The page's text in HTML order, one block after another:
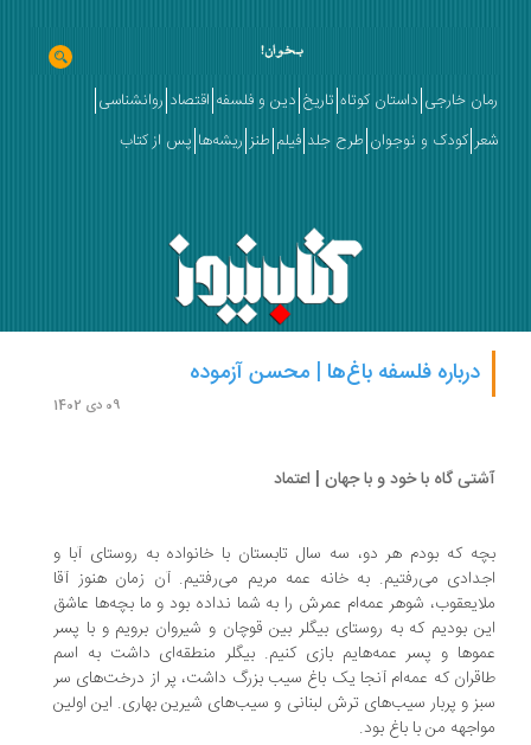
خارجی داستان کوتاه تاریخ دین و فلسفه اقتصاد روانشناسی
کودک و نوجوان طرح جلد فیلم طنز ریشه‌ها پس از کتاب
درباره فلسفه باغ‌ها | محسن آزموده
گاه با خود و با جهان | اعتماد
که بودم هر دو، سه سال تابستان با خانواده به روستای آبا و
می‌رفتیم. به خانه عمه مریم می‌رفتیم. آن زمان هنوز آقا
شوهر عمه‌ام عمرش را به شما نداده بود و ما بچه‌ها عاشق
بودیم که به روستای بیگلر بین قوچان و شیروان برویم و با پسر
و پسر عمه‌هایم بازی کنیم. بیگلر منطقه‌ای داشت به اسم
که عمه‌ام آنجا یک باغ سیب بزرگ داشت، پر از درخت‌های سر
و پربار سیب‌های ترش لبنانی و سیب‌های شیرین بهاری. این اولین
من با باغ بود.